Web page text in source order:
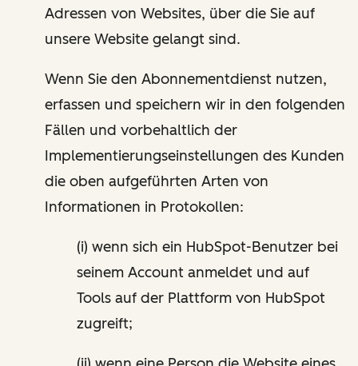
Adressen von Websites, über die Sie auf
unsere Website gelangt sind.
Wenn Sie den Abonnementdienst nutzen,
erfassen und speichern wir in den folgenden
Fällen und vorbehaltlich der
Implementierungseinstellungen des Kunden
die oben aufgeführten Arten von
Informationen in Protokollen:
(i) wenn sich ein HubSpot-Benutzer bei
seinem Account anmeldet und auf
Tools auf der Plattform von HubSpot
zugreift;